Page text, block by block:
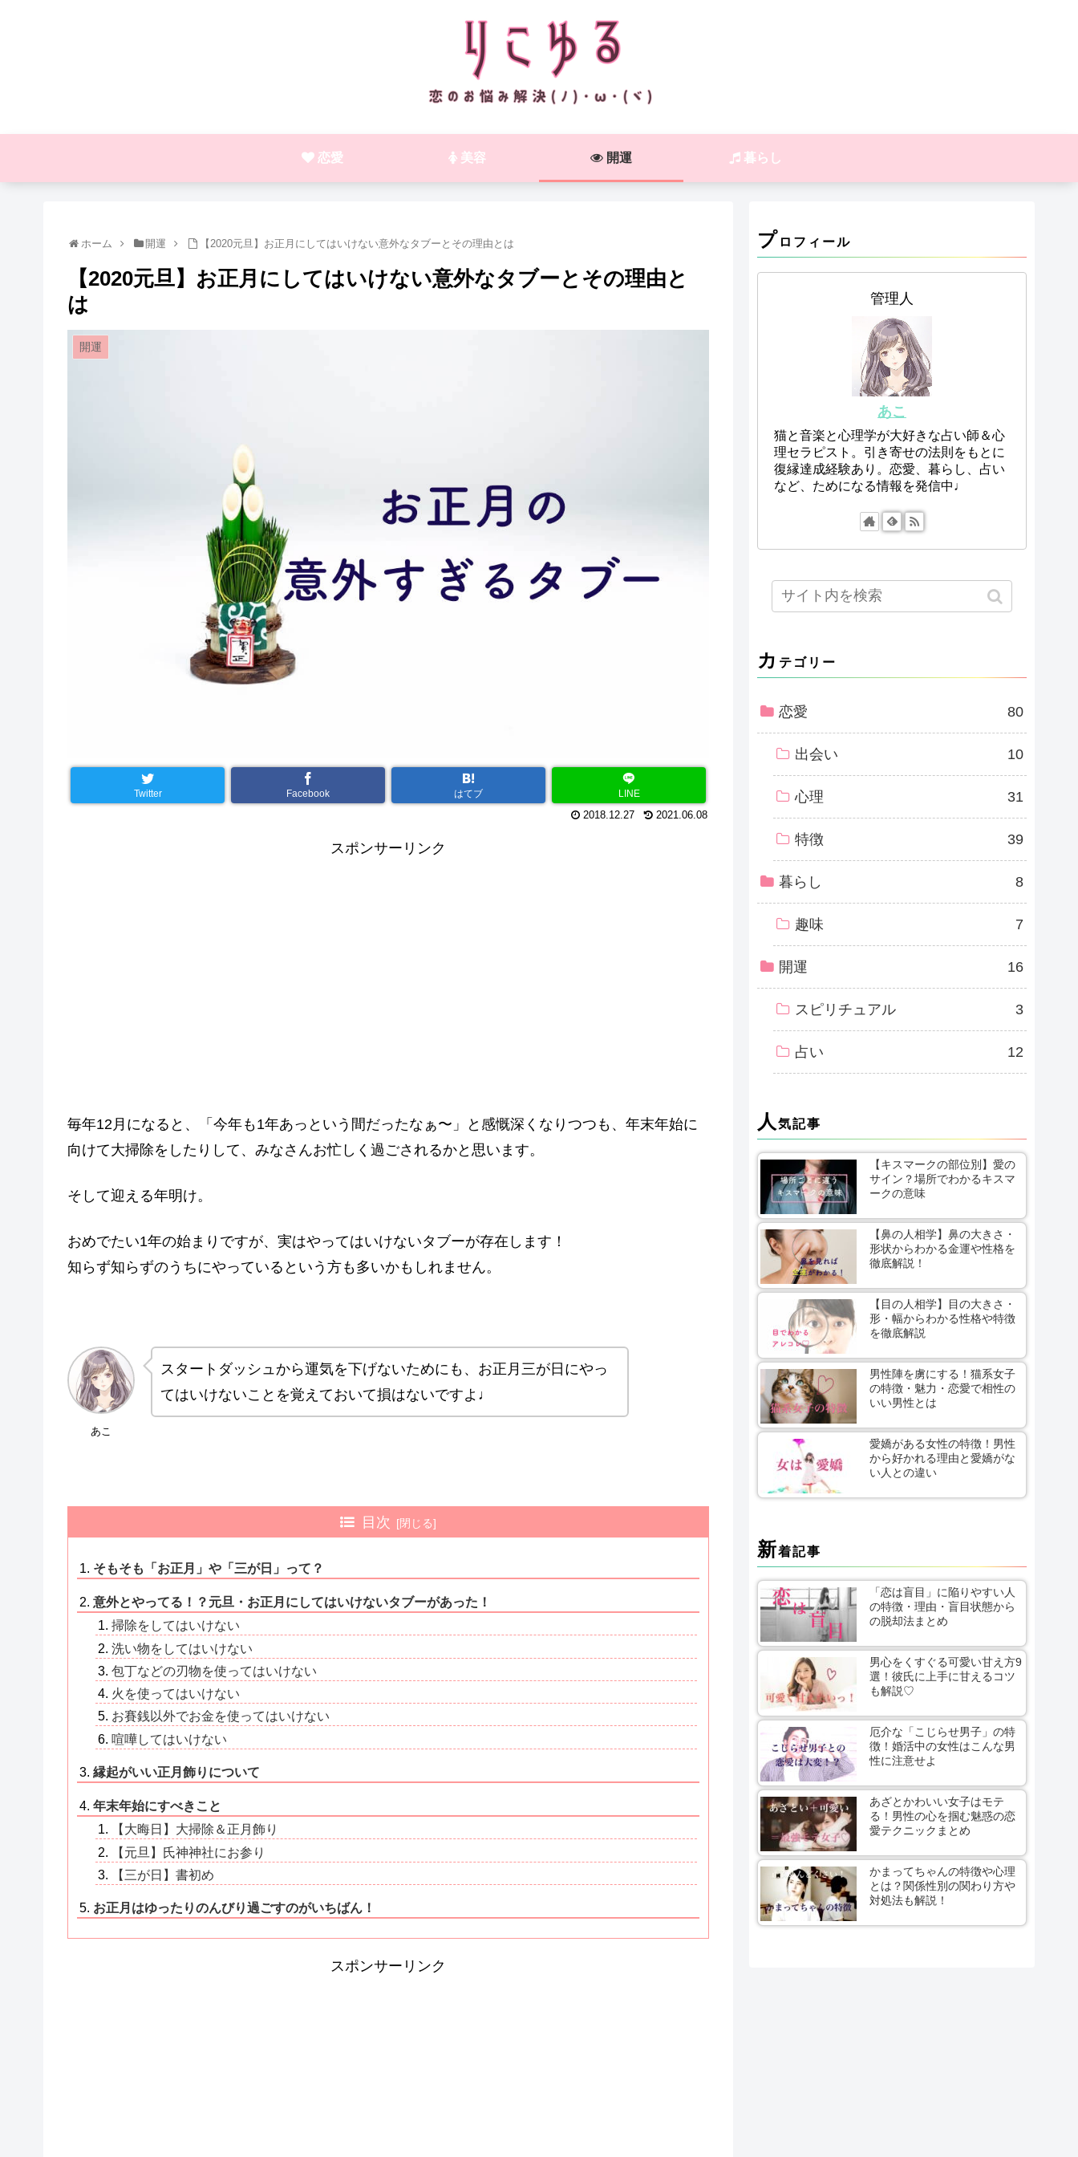
恋愛 美容 開運 暮らし
ホーム 開運 【2020元旦】お正月にしてはいけない意外なタブーとその理由とは
【2020元旦】お正月にしてはいけない意外なタブーとその理由と
は
開運
Twitter Facebook はてブ
LINE
2021.06.08
2018.12.27
スポンサーリンク
毎年12月になると、「今年も1年あっという間だったなぁ〜」と感慨深くなりつつも、年末年始に
向けて大掃除をしたりして、みなさんお忙しく過ごされるかと思います。
そして迎える年明け。
おめでたい1年の始まりですが、実はやってはいけないタブーが存在します！
知らず知らずのうちにやっているという方も多いかもしれません。
あこ
スタートダッシュから運気を下げないためにも、お正月三が日にやっ
てはいけないことを覚えておいて損はないですよ♩
目次
そもそも「お正月」や「三が日」って？
意外とやってる！？元旦・お正月にしてはいけないタブーがあった！
掃除をしてはいけない
洗い物をしてはいけない
包丁などの刃物を使ってはいけない
火を使ってはいけない
お賽銭以外でお金を使ってはいけない
喧嘩してはいけない
縁起がいい正月飾りについて
年末年始にすべきこと
【大晦日】大掃除＆正月飾り
【元旦】氏神神社にお参り
【三が日】書初め
お正月はゆったりのんびり過ごすのがいちばん！
スポンサーリンク
プ ロフィール
管理人
あこ
猫と音楽と心理学が大好きな占い師＆心
理セラピスト。引き寄せの法則をもとに
復縁達成経験あり。恋愛、暮らし、占い
など、ためになる情報を発信中♩
カ テゴリー
恋愛 80
出会い 10
心理 31
特徴 39
暮らし 8
趣味 7
開運 16
スピリチュアル 3
占い 12
人 気記事
【キスマークの部位別】愛の
サイン？場所でわかるキスマ
ークの意味
【鼻の人相学】鼻の大きさ・
形状からわかる金運や性格を
徹底解説！
【目の人相学】目の大きさ・
形・幅からわかる性格や特徴
を徹底解説
男性陣を虜にする！猫系女子
の特徴・魅力・恋愛で相性の
いい男性とは
愛嬌がある女性の特徴！男性
から好かれる理由と愛嬌がな
い人との違い
新着記事
「恋は盲目」に陥りやすい人
の特徴・理由・盲目状態から
の脱却法まとめ
男心をくすぐる可愛い甘え方9
選！彼氏に上手に甘えるコツ
も解説♡
厄介な「こじらせ男子」の特
徴！婚活中の女性はこんな男
性に注意せよ
あざとかわいい女子はモテ
る！男性の心を掴む魅惑の恋
愛テクニックまとめ
かまってちゃんの特徴や心理
とは？関係性別の関わり方や
対処法も解説！